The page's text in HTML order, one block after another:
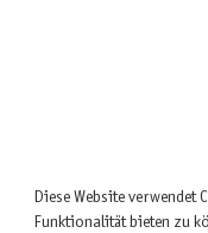
Diese Website verwendet
Funktionalität bieten zu